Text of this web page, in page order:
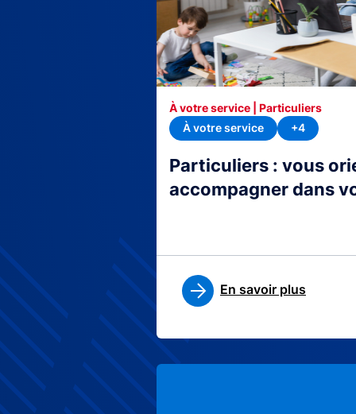
Particuliers : vous
accompagner dans
À votre service | Particuliers
À votre service
+4
En savoir plus